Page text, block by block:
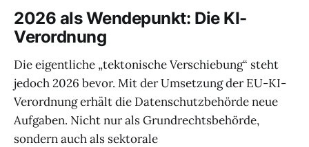
2026 als Wendepunkt: Die KI-
Verordnung
Die eigentliche „tektonische Verschiebung“ steht
jedoch 2026 bevor. Mit der Umsetzung der EU-KI-
Verordnung erhält die Datenschutzbehörde neue
Aufgaben. Nicht nur als Grundrechtsbehörde,
sondern auch als sektorale